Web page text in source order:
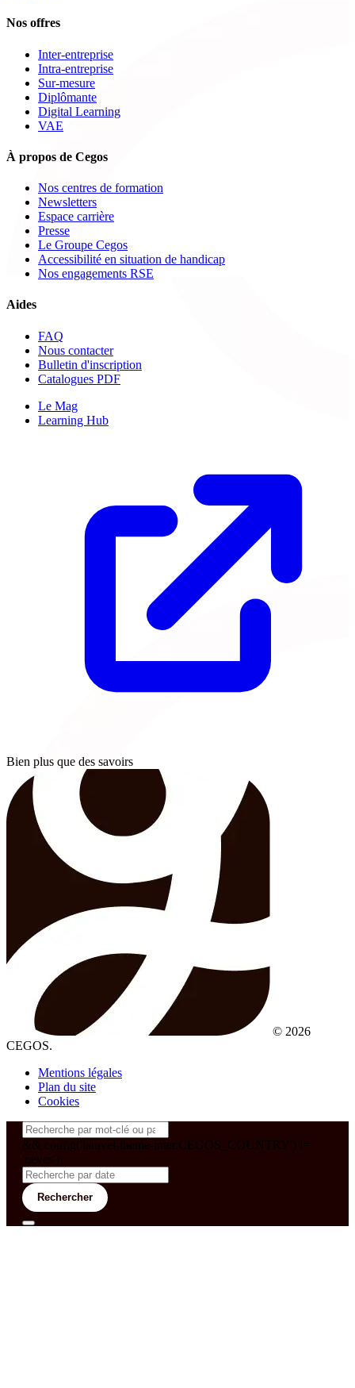
Nos offres
Inter-entreprise
Intra-entreprise
Sur-mesure
Diplômante
Digital Learning
VAE
À propos de Cegos
Nos centres de formation
Newsletters
Espace carrière
Presse
Le Groupe Cegos
Accessibilité en situation de handicap
Nos engagements RSE
Aides
FAQ
Nous contacter
Bulletin d'inscription
Catalogues PDF
Le Mag
Learning Hub
Bien plus que des savoirs
© 2026
CEGOS.
Mentions légales
Plan du site
Cookies
&& config('laravel-theme-inter.CEGOS_COUNTRY') !=
'neves')
Rechercher